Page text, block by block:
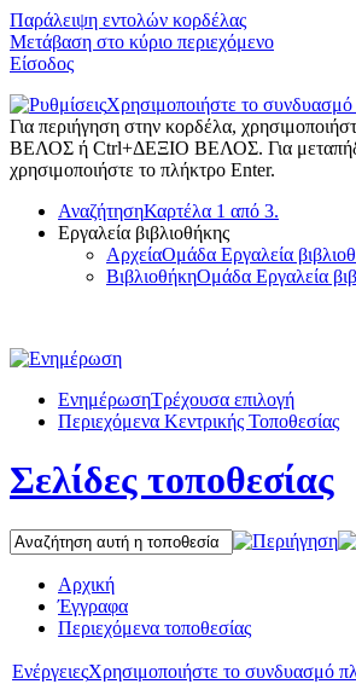
Παράλειψη εντολών κορδέλας
Μετάβαση στο κύριο περιεχόμενο
Είσοδος
Χρησιμοποιήστε το
Για περιήγηση στην κορδέλα,
ΒΕΛΟΣ ή Ctrl+ΔΕΞΙΟ ΒΕΛΟΣ. Για
χρησιμοποιήστε το πλήκτρο Enter.
ΑναζήτησηΚαρτέλα 1 από 3.
Εργαλεία βιβλιοθήκης
ΑρχείαΟμάδα Εργαλεία
ΒιβλιοθήκηΟμάδα Εργαλεία
ΕνημέρωσηΤρέχουσα επιλογή
Περιεχόμενα Κεντρικής Τοποθεσίας
Σελίδες τοποθεσίας
Αρχική
Έγγραφα
Περιεχόμενα τοποθεσίας
ΕνέργειεςΧρησιμοποιήστε το συνδυασμό